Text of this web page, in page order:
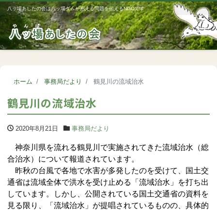
八ッ場あしたの会は八ッ場ダムが抱える問題を伝えるNGOです
ホーム 事務局だより 鶴見川の流域治水
鶴見川の流域治水
2020年8月21日 事務局だより
神奈川県を流れる鶴見川で実施されてきた流域治水（総
合治水）について報道されています。
昨秋の台風で各地で水害が多発したのを受けて、国土交
通省は流域全体で洪水を受け止める「流域治水」を打ち出
しています。しかし、公開されている国土交通省の資料を
見る限り、「流域治水」が提唱されているものの、具体的